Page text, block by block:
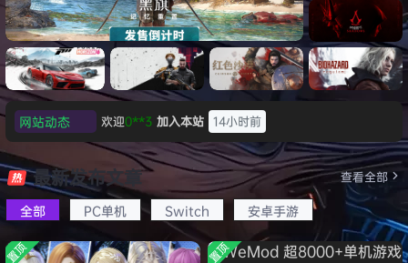
《刺客信条：黑旗 记忆重置-
虚拟机版/Assassin’s Creed
Black Flag Resynced
HYPERVISOR》免安装中文
版
《识质存
在/PRAG
MATA》
免安装中
文版
《乐高蝙
蝠侠：黑
暗骑士之
Legacy
of the
Dark
Knight》
免安装中
文版
影/Assas
sin’s
Creed
Shadow
s》免安装
版，非虚
拟机
极限竞
速：地平
线
6（Forza
Horizon
6）免安装
中文版
《原子之
心/Atomi
c
Heart》
免安装中
文版
红色沙漠-
虚拟机版
（Crimso
n Desert
HYPERVI
SOR）免
安装中文
生化危机
9：安魂
曲
（Reside
nt Evil
Requiem
）免安装
网站动态 欢迎c***s 加入本站
16小时前
欢迎V****y 加入本站 18小时前
欢迎 j***j 加入本站 18小时前
欢迎1******4 加入本站 8月5日
l***g
签到获取 28 点积分 8月5日
签到获取 点积分
8月4日
欢迎w******g 加入本站 8月4日
最新发布文章
全部 PC单机 Switch 安卓手游
查看全部
置顶 置顶